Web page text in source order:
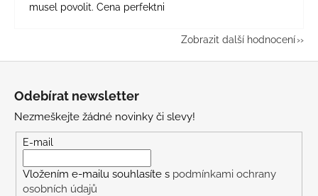
musel povolit. Cena perfektni
Zobrazit další hodnocení
Odebírat newsletter
Nezmeškejte žádné novinky či slevy!
E-mail
Vložením e-mailu souhlasíte s podmínkami ochrany
osobních údajů